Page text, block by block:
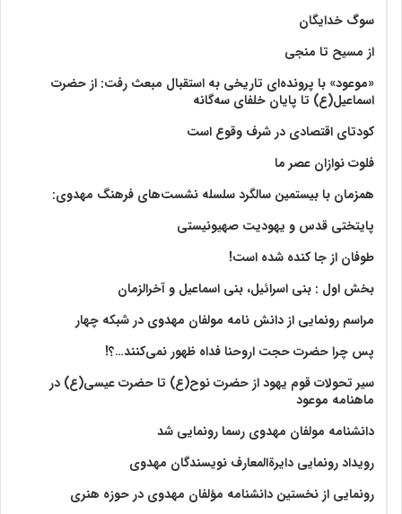
سوگ خدایگان
از مسیح تا منجی
«موعود» با پرونده‌ای تاریخی به استقبال مبعث رفت: از حضرت
اسماعیل(ع) تا پایان خلفای سه‌گانه
کودتای اقتصادی در شرف وقوع است
فلوت نوازان عصر ما
همزمان با بیستمین سالگرد سلسله نشست‌های فرهنگ مهدوی:‌
پایتختی قدس و یهودیت صهیونیستی
طوفان از جا کنده شده است!
بخش اول : بنی اسرائیل، بنی اسماعیل و آخرالزمان
مراسم رونمایی از دانش نامه مولفان مهدوی در شبکه چهار
پس چرا حضرت حجت اروحنا فداه ظهور نمی‌کنند…؟!
سیر تحولات قوم یهود از حضرت نوح(ع) تا حضرت عیسی(ع) در
ماهنامه موعود
دانشنامه مولفان مهدوی رسما رونمایی شد
رویداد رونمایی دایرةالمعارف نویسندگان مهدوی
رونمایی از نخستین دانشنامه مؤلفان مهدوی در حوزه هنری